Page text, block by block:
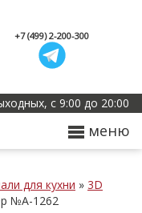
+7 (499) 2-200-300
с 9:00 до 20:00
меню
для кухни » 3D
№А-1262